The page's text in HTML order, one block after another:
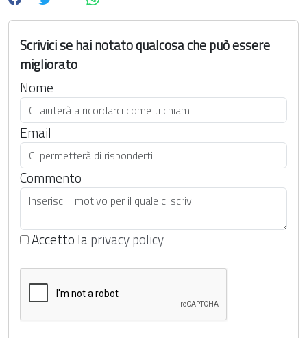
Scrivici se hai notato qualcosa che può essere
migliorato
Nome
Email
Commento
Accetto laprivacy policy